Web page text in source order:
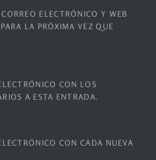
ELECTRÓNICO Y WEB
LA PRÓXIMA VEZ QUE
CON LOS
A ESTA ENTRADA.
CON CADA NUEVA